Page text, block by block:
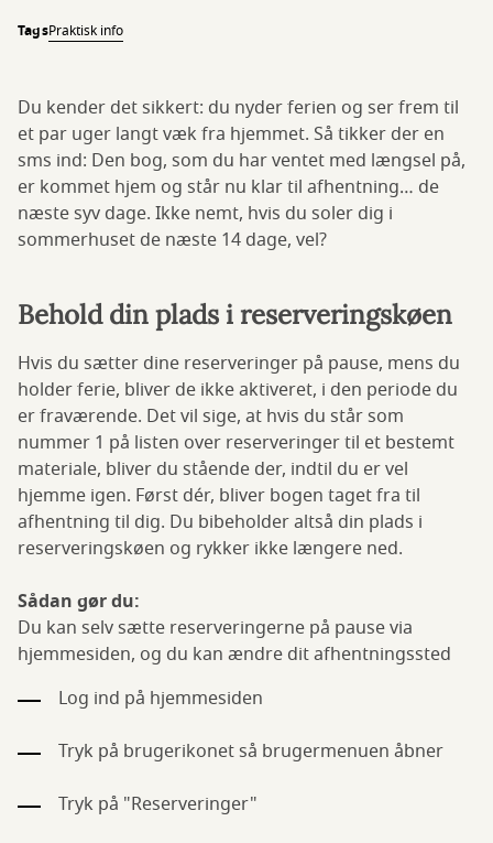
TagsPraktisk info
Du kender det sikkert: du nyder ferien og ser frem til
et par uger langt væk fra hjemmet. Så tikker der en
sms ind: Den bog, som du har ventet med længsel på,
er kommet hjem og står nu klar til afhentning… de
næste syv dage. Ikke nemt, hvis du soler dig i
sommerhuset de næste 14 dage, vel?
Behold din plads i reserveringskøen
Hvis du sætter dine reserveringer på pause, mens du
holder ferie, bliver de ikke aktiveret, i den periode du
er fraværende. Det vil sige, at hvis du står som
nummer 1 på listen over reserveringer til et bestemt
materiale, bliver du stående der, indtil du er vel
hjemme igen. Først dér, bliver bogen taget fra til
afhentning til dig. Du bibeholder altså din plads i
reserveringskøen og rykker ikke længere ned.
Sådan gør du:
Du kan selv sætte reserveringerne på pause via
hjemmesiden, og du kan ændre dit afhentningssted
Log ind på hjemmesiden
Tryk på brugerikonet så brugermenuen åbner
Tryk på "Reserveringer"